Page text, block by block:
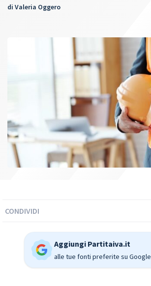
di Valeria Oggero
CONDIVIDI
Aggiungi Partitaiva.it
alle tue fonti preferite su Google